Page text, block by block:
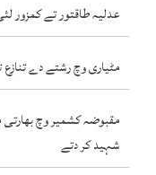
عدلیہ طاقتور تے کمزور
مٹیاری وچ رشتے دے تنازع تے
شہید کر دتے